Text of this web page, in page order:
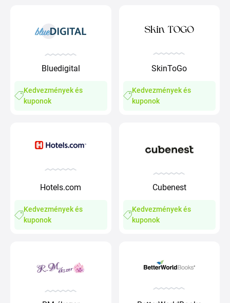
Bluedigital
Kedvezmények és
kuponok
SkinToGo
Kedvezmények és
kuponok
Hotels.com
Kedvezmények és
kuponok
Cubenest
Kedvezmények és
kuponok